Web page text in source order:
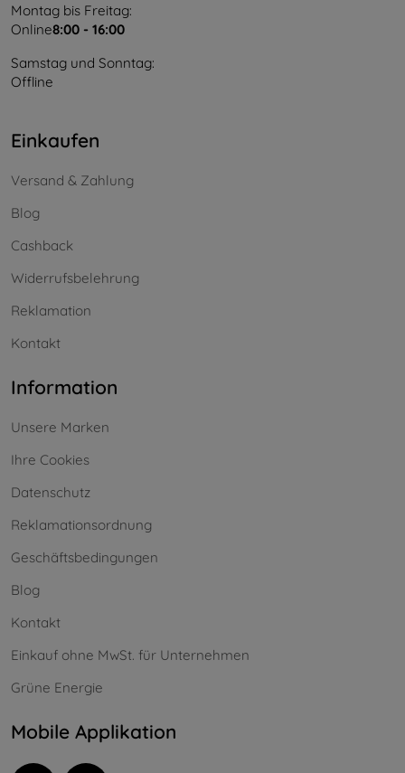
Montag bis Freitag:
Online8:00 - 16:00
Samstag und Sonntag:
Offline
Einkaufen
Versand & Zahlung
Blog
Cashback
Widerrufsbelehrung
Reklamation
Kontakt
Information
Unsere Marken
Ihre Cookies
Datenschutz
Reklamationsordnung
Geschäftsbedingungen
Blog
Kontakt
Einkauf ohne MwSt. für Unternehmen
Grüne Energie
Mobile Applikation